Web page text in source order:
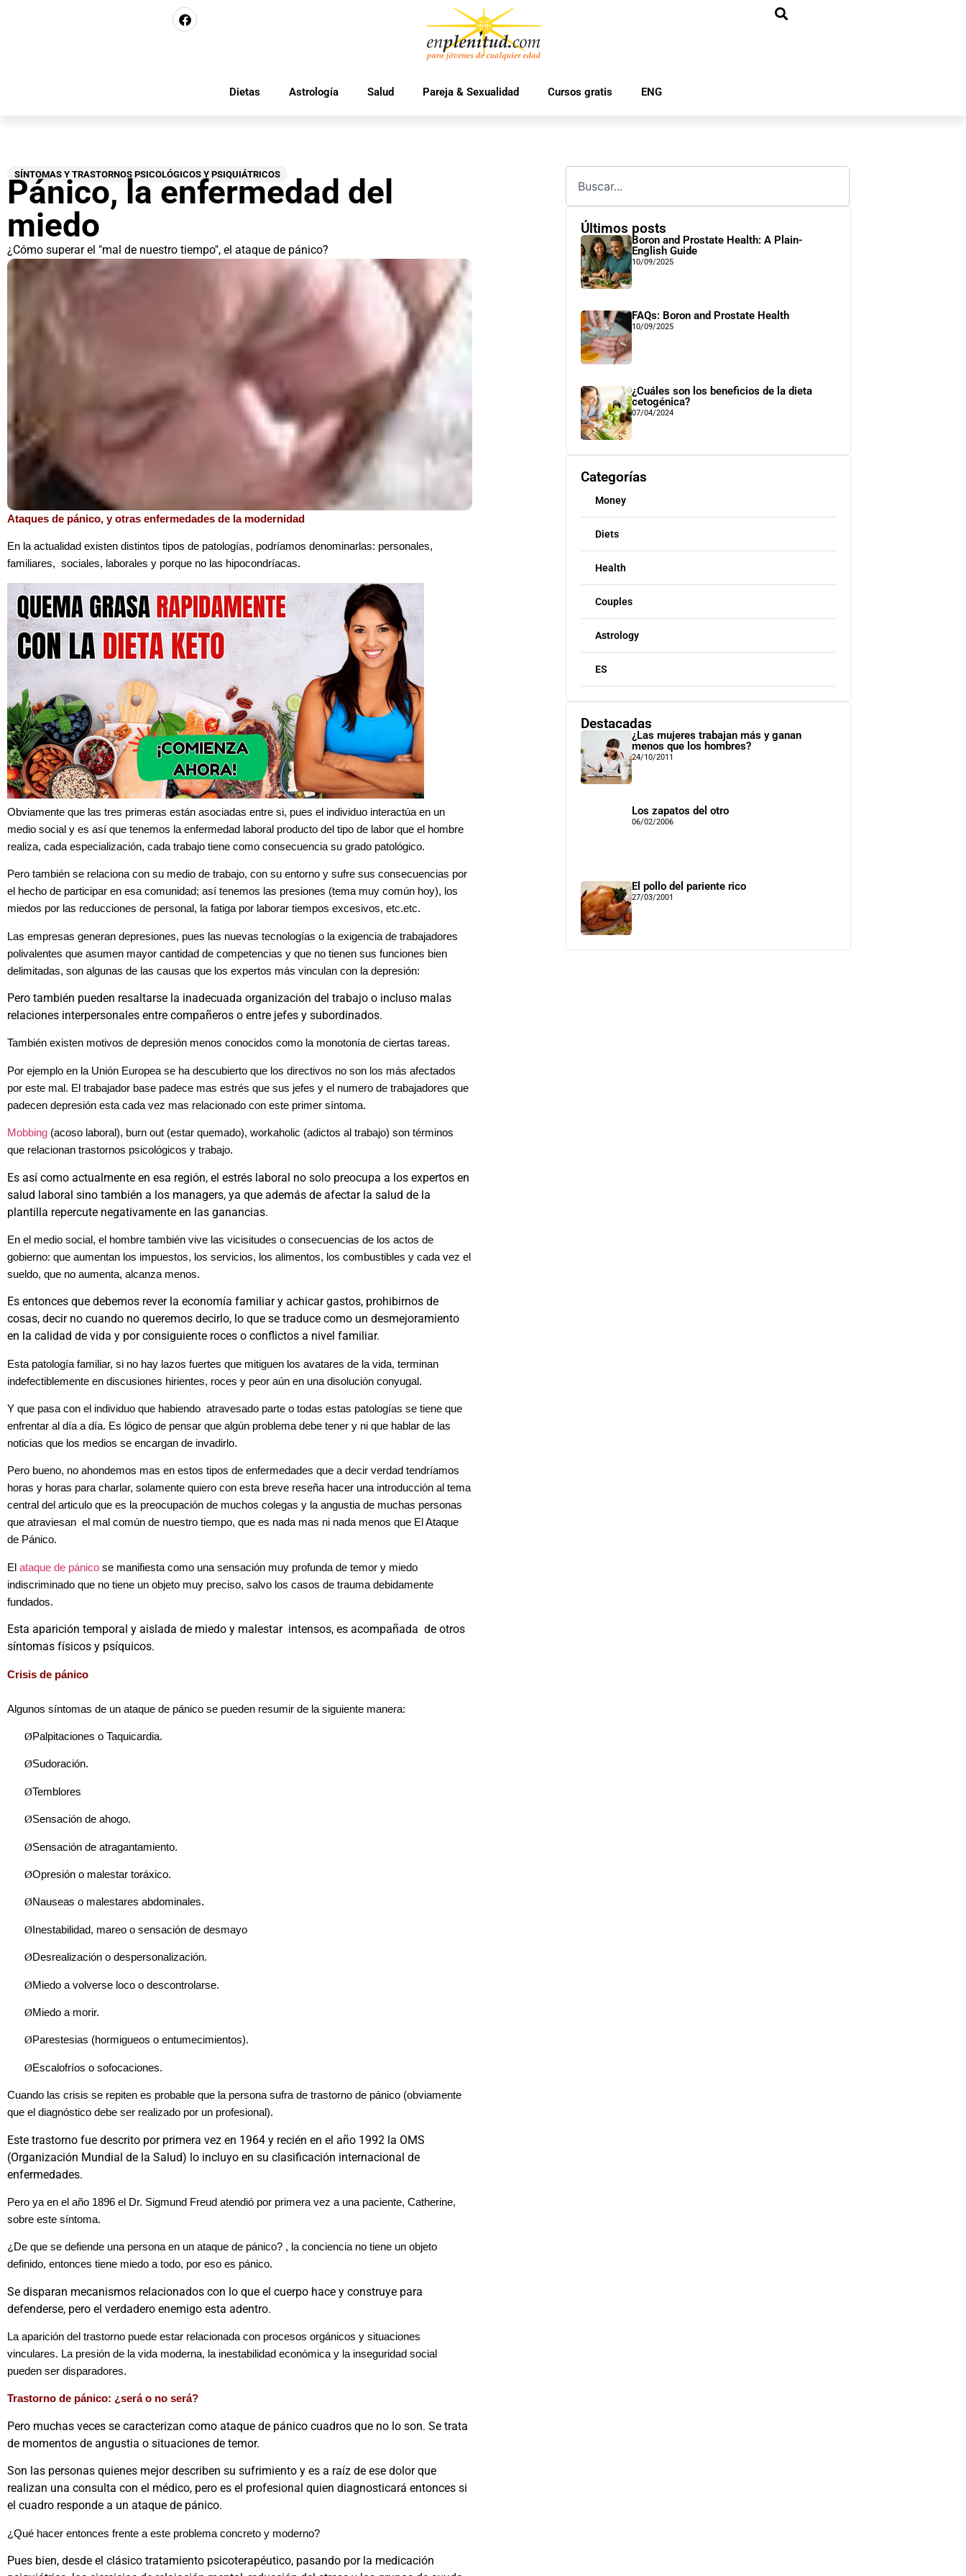
Dietas Astrología Salud Pareja & Sexualidad Cursos gratis ENG
SÍNTOMAS Y TRASTORNOS PSICOLÓGICOS Y PSIQUIÁTRICOS
Pánico, la enfermedad del
miedo
¿Cómo superar el "mal de nuestro tiempo", el ataque de pánico?
Ataques de pánico, y otras enfermedades de la modernidad
En la actualidad existen distintos tipos de patologías, podríamos denominarlas: personales,
familiares, sociales, laborales y porque no las hipocondríacas.
Obviamente que las tres primeras están asociadas entre si, pues el individuo interactúa en un
medio social y es así que tenemos la enfermedad laboral producto del tipo de labor que el hombre
realiza, cada especialización, cada trabajo tiene como consecuencia su grado patológico.
Pero también se relaciona con su medio de trabajo, con su entorno y sufre sus consecuencias por
el hecho de participar en esa comunidad; así tenemos las presiones (tema muy común hoy), los
miedos por las reducciones de personal, la fatiga por laborar tiempos excesivos, etc.etc.
Las empresas generan depresiones, pues las nuevas tecnologías o la exigencia de trabajadores
polivalentes que asumen mayor cantidad de competencias y que no tienen sus funciones bien
delimitadas, son algunas de las causas que los expertos más vinculan con la depresión:
Pero también pueden resaltarse la inadecuada organización del trabajo o incluso malas
relaciones interpersonales entre compañeros o entre jefes y subordinados.
También existen motivos de depresión menos conocidos como la monotonía de ciertas tareas.
Por ejemplo en la Unión Europea se ha descubierto que los directivos no son los más afectados
por este mal. El trabajador base padece mas estrés que sus jefes y el numero de trabajadores que
padecen depresión esta cada vez mas relacionado con este primer síntoma.
Mobbing (acoso laboral), burn out (estar quemado), workaholic (adictos al trabajo) son términos
que relacionan trastornos psicológicos y trabajo.
Es así como actualmente en esa región, el estrés laboral no solo preocupa a los expertos en
salud laboral sino también a los managers, ya que además de afectar la salud de la
plantilla repercute negativamente en las ganancias.
En el medio social, el hombre también vive las vicisitudes o consecuencias de los actos de
gobierno: que aumentan los impuestos, los servicios, los alimentos, los combustibles y cada vez el
sueldo, que no aumenta, alcanza menos.
Es entonces que debemos rever la economía familiar y achicar gastos, prohibirnos de
cosas, decir no cuando no queremos decirlo, lo que se traduce como un desmejoramiento
en la calidad de vida y por consiguiente roces o conflictos a nivel familiar.
Esta patología familiar, si no hay lazos fuertes que mitiguen los avatares de la vida, terminan
indefectiblemente en discusiones hirientes, roces y peor aún en una disolución conyugal.
Y que pasa con el individuo que habiendo atravesado parte o todas estas patologías se tiene que
enfrentar al día a día. Es lógico de pensar que algún problema debe tener y ni que hablar de las
noticias que los medios se encargan de invadirlo.
Pero bueno, no ahondemos mas en estos tipos de enfermedades que a decir verdad tendríamos
horas y horas para charlar, solamente quiero con esta breve reseña hacer una introducción al tema
central del articulo que es la preocupación de muchos colegas y la angustia de muchas personas
que atraviesan el mal común de nuestro tiempo, que es nada mas ni nada menos que El Ataque
de Pánico.
El ataque de pánico se manifiesta como una sensación muy profunda de temor y miedo
indiscriminado que no tiene un objeto muy preciso, salvo los casos de trauma debidamente
fundados.
Esta aparición temporal y aislada de miedo y malestar intensos, es acompañada de otros
síntomas físicos y psíquicos.
Crisis de pánico
Algunos síntomas de un ataque de pánico se pueden resumir de la siguiente manera:
ØPalpitaciones o Taquicardia.
ØSudoración.
ØTemblores
ØSensación de ahogo.
ØSensación de atragantamiento.
ØOpresión o malestar toráxico.
ØNauseas o malestares abdominales.
Ø Inestabilidad, mareo o sensación de desmayo
ØDesrealización o despersonalización.
ØMiedo a volverse loco o descontrolarse.
ØMiedo a morir.
ØParestesias (hormigueos o entumecimientos).
ØEscalofríos o sofocaciones.
Cuando las crisis se repiten es probable que la persona sufra de trastorno de pánico (obviamente
que el diagnóstico debe ser realizado por un profesional).
Este trastorno fue descrito por primera vez en 1964 y recién en el año 1992 la OMS
(Organización Mundial de la Salud) lo incluyo en su clasificación internacional de
enfermedades.
Pero ya en el año 1896 el Dr. Sigmund Freud atendió por primera vez a una paciente, Catherine,
sobre este síntoma.
¿De que se defiende una persona en un ataque de pánico? , la conciencia no tiene un objeto
definido, entonces tiene miedo a todo, por eso es pánico.
Se disparan mecanismos relacionados con lo que el cuerpo hace y construye para
defenderse, pero el verdadero enemigo esta adentro.
La aparición del trastorno puede estar relacionada con procesos orgánicos y situaciones
vinculares. La presión de la vida moderna, la inestabilidad económica y la inseguridad social
pueden ser disparadores.
Trastorno de pánico: ¿será o no será?
Pero muchas veces se caracterizan como ataque de pánico cuadros que no lo son. Se trata
de momentos de angustia o situaciones de temor.
Son las personas quienes mejor describen su sufrimiento y es a raíz de ese dolor que
realizan una consulta con el médico, pero es el profesional quien diagnosticará entonces si
el cuadro responde a un ataque de pánico.
¿Qué hacer entonces frente a este problema concreto y moderno?
Pues bien, desde el clásico tratamiento psicoterapéutico, pasando por la medicación
Últimos posts
Boron and Prostate Health: A Plain-
English Guide
10/09/2025
FAQs: Boron and Prostate Health
10/09/2025
¿Cuáles son los beneficios de la dieta
cetogénica?
07/04/2024
Categorías
Money
Diets
Health
Couples
Astrology
ES
Destacadas
¿Las mujeres trabajan más y ganan
menos que los hombres?
24/10/2011
Los zapatos del otro
06/02/2006
El pollo del pariente rico
27/03/2001